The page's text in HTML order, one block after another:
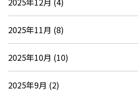
2025年11月 (8)
2025年10月 (10)
2025年9月 (2)